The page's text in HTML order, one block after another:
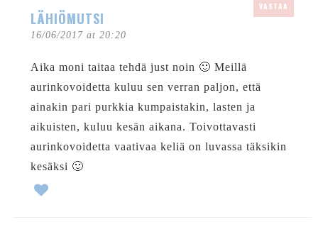
LÄHIÖMUTSI
16/06/2017 at 20:20
VASTAA
Aika moni taitaa tehdä just noin 🙂 Meillä
aurinkovoidetta kuluu sen verran paljon, että
ainakin pari purkkia kumpaistakin, lasten ja
aikuisten, kuluu kesän aikana. Toivottavasti
aurinkovoidetta vaativaa keliä on luvassa täksikin
kesäksi 🙂